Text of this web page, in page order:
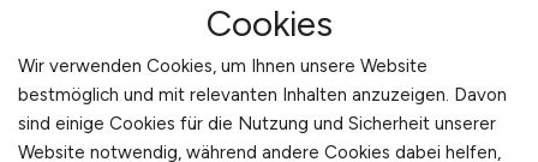
International
Jobfinder anlegen
Cookies
Wir verwenden Cookies, um Ihnen unsere Website
bestmöglich und mit relevanten Inhalten anzuzeigen. Davon
sind einige Cookies für die Nutzung und Sicherheit unserer
Website notwendig, während andere Cookies dabei helfen,